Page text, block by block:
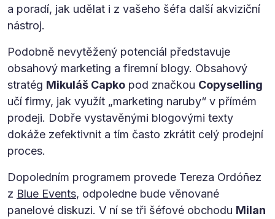
a poradí, jak udělat i z vašeho šéfa další akviziční
nástroj.
Podobně nevytěžený potenciál představuje
obsahový marketing a firemní blogy. Obsahový
stratég Mikuláš Capko pod značkou Copyselling
učí firmy, jak využít „marketing naruby“ v přímém
prodeji. Dobře vystavěnými blogovými texty
dokáže zefektivnit a tím často zkrátit celý prodejní
proces.
Dopoledním programem provede Tereza Ordóñez
z Blue Events, odpoledne bude věnované
panelové diskuzi. V ní se tři šéfové obchodu Milan